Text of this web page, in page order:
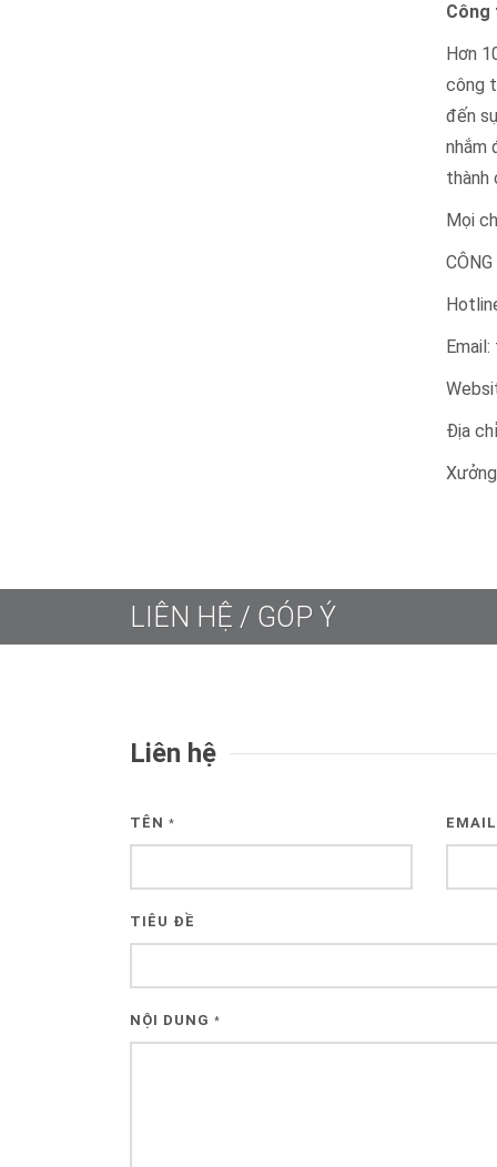
Công
Hơn
công
đến
nhắm
thành
Mọi
Địa
LIÊN HỆ / GÓP Ý
Liên hệ
TÊN * EMAIL
TIÊU ĐỀ
NỘI DUNG *